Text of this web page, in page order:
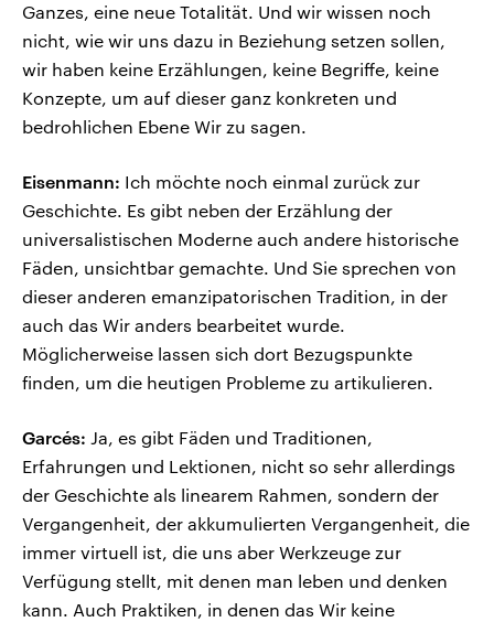
Ganzes, eine neue Totalität. Und wir wissen noch
nicht, wie wir uns dazu in Beziehung setzen sollen,
wir haben keine Erzählungen, keine Begriffe, keine
Konzepte, um auf dieser ganz konkreten und
bedrohlichen Ebene Wir zu sagen.
Eisenmann: Ich möchte noch einmal zurück zur
Geschichte. Es gibt neben der Erzählung der
universalistischen Moderne auch andere historische
Fäden, unsichtbar gemachte. Und Sie sprechen von
dieser anderen emanzipatorischen Tradition, in der
auch das Wir anders bearbeitet wurde.
Möglicherweise lassen sich dort Bezugspunkte
finden, um die heutigen Probleme zu artikulieren.
Garcés: Ja, es gibt Fäden und Traditionen,
Erfahrungen und Lektionen, nicht so sehr allerdings
der Geschichte als linearem Rahmen, sondern der
Vergangenheit, der akkumulierten Vergangenheit, die
immer virtuell ist, die uns aber Werkzeuge zur
Verfügung stellt, mit denen man leben und denken
kann. Auch Praktiken, in denen das Wir keine